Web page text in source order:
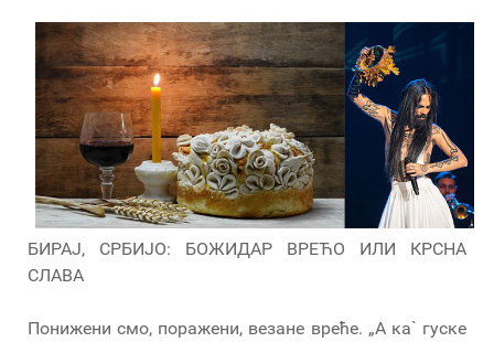
БИРАЈ, СРБИЈО: БОЖИДАР ВРЕЋО ИЛИ КРСНА
СЛАВА
Понижени смо, поражени, везане вреће. „А ка` гуске